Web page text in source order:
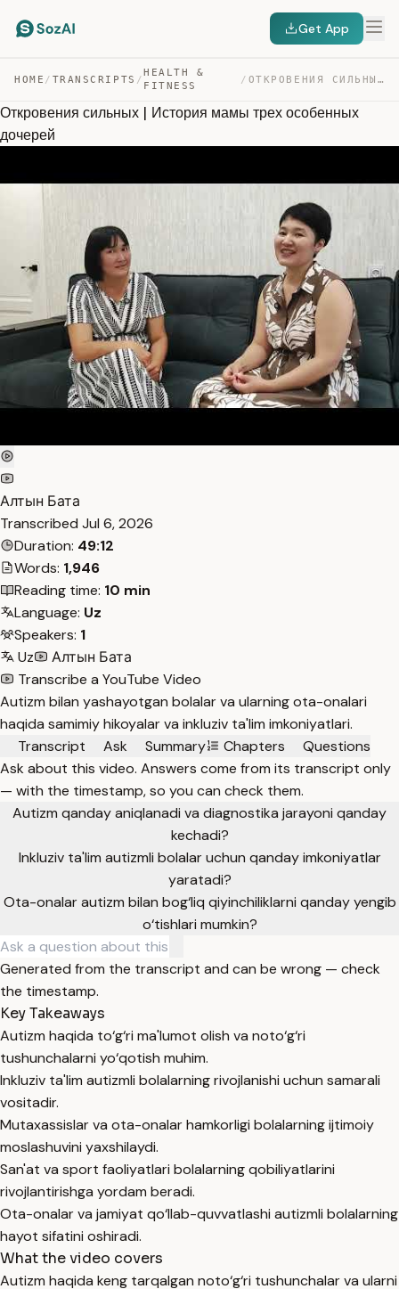
Get App
HOME / TRANSCRIPTS /
HEALTH &
FITNESS
/ ОТКРОВЕНИЯ СИЛЬНЫХ | ИСТОРИЯ МАМЫ ТРЕХ ОСОБЕННЫХ ДОЧЕРЕЙ — TRANSCRIPT
Откровения сильных | История мамы трех особенных
дочерей
Алтын Бата
Transcribed Jul 6, 2026
Duration: 49:12
Words: 1,946
Reading time: 10 min
Language: Uz
Speakers: 1
Uz
Алтын Бата
Transcribe a YouTube Video
Autizm bilan yashayotgan bolalar va ularning ota-onalari
haqida samimiy hikoyalar va inkluziv ta'lim imkoniyatlari.
Transcript
Ask Summary Chapters
Questions
Ask about this video. Answers come from its transcript only
— with the timestamp, so you can check them.
Autizm qanday aniqlanadi va diagnostika jarayoni qanday
kechadi?
Inkluziv ta'lim autizmli bolalar uchun qanday imkoniyatlar
yaratadi?
Ota-onalar autizm bilan bog‘liq qiyinchiliklarni qanday yengib
o‘tishlari mumkin?
Generated from the transcript and can be wrong — check
the timestamp.
Key Takeaways
Autizm haqida to‘g‘ri ma'lumot olish va noto‘g‘ri
tushunchalarni yo‘qotish muhim.
Inkluziv ta'lim autizmli bolalarning rivojlanishi uchun samarali
vositadir.
Mutaxassislar va ota-onalar hamkorligi bolalarning ijtimoiy
moslashuvini yaxshilaydi.
San'at va sport faoliyatlari bolalarning qobiliyatlarini
rivojlantirishga yordam beradi.
Ota-onalar va jamiyat qo‘llab-quvvatlashi autizmli bolalarning
hayot sifatini oshiradi.
What the video covers
Autizm haqida keng tarqalgan noto‘g‘ri tushunchalar va ularni